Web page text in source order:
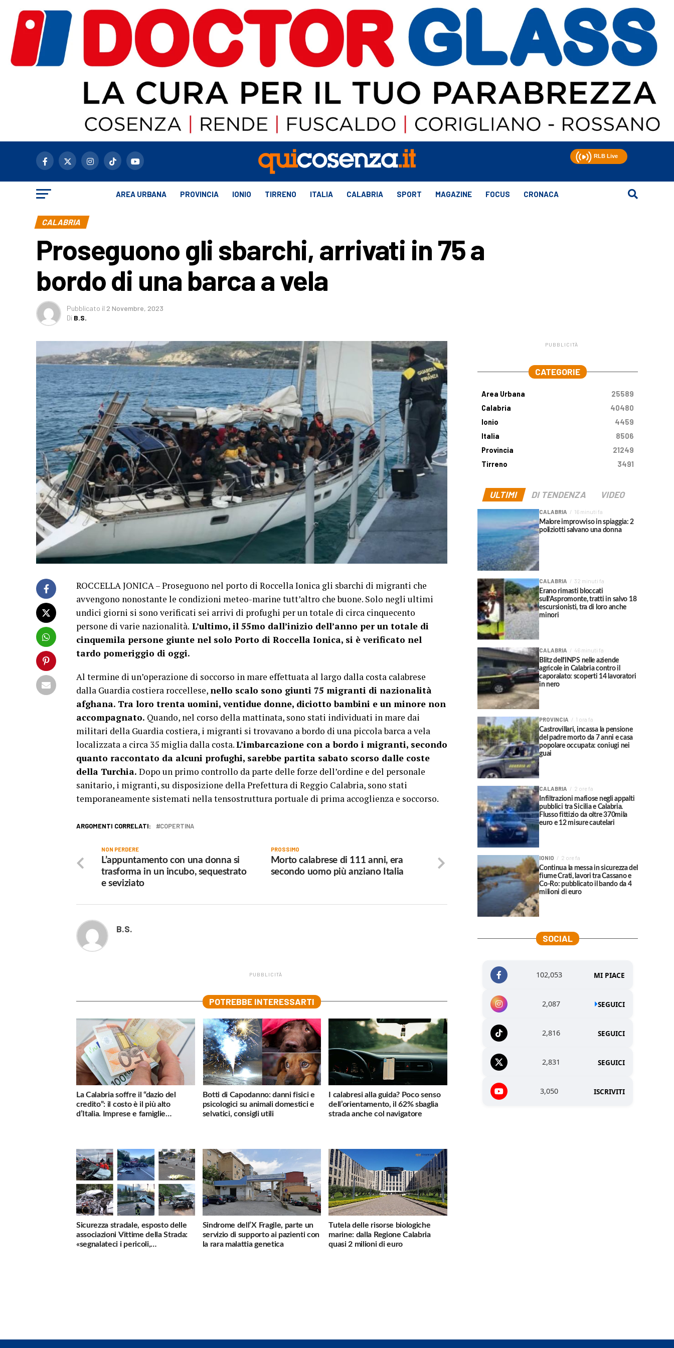
AREA URBANA PROVINCIA IONIO TIRRENO ITALIA CALABRIA SPORT MAGAZINE FOCUS CRONACA
CALABRIA
Proseguono gli sbarchi, arrivati in 75 a
bordo di una barca a vela
Pubblicato il 2 Novembre, 2023
Di B.S.
ROCCELLA JONICA – Proseguono nel porto di Roccella Ionica gli sbarchi di migranti che
avvengono nonostante le condizioni meteo-marine tutt’altro che buone. Solo negli ultimi
undici giorni si sono verificati sei arrivi di profughi per un totale di circa cinquecento
persone di varie nazionalità. L’ultimo, il 55mo dall’inizio dell’anno per un totale di
cinquemila persone giunte nel solo Porto di Roccella Ionica, si è verificato nel
tardo pomeriggio di oggi.
Al termine di un’operazione di soccorso in mare effettuata al largo dalla costa calabrese
dalla Guardia costiera roccellese,nello scalo sono giunti 75 migranti di nazionalità
afghana. Tra loro trenta uomini, ventidue donne, diciotto bambini e un minore non
accompagnato. Quando, nel corso della mattinata, sono stati individuati in mare dai
militari della Guardia costiera, i migranti si trovavano a bordo di una piccola barca a vela
localizzata a circa 35 miglia dalla costa.L’imbarcazione con a bordo i migranti, secondo
quanto raccontato da alcuni profughi, sarebbe partita sabato scorso dalle coste
della Turchia. Dopo un primo controllo da parte delle forze dell’ordine e del personale
sanitario, i migranti, su disposizione della Prefettura di Reggio Calabria, sono stati
temporaneamente sistemati nella tensostruttura portuale di prima accoglienza e soccorso.
ARGOMENTI CORRELATI: COPERTINA
PROSSIMO
Morto calabrese di 111 anni, era
secondo uomo più anziano Italia
NON PERDERE
L’appuntamento con una donna si
trasforma in un incubo, sequestrato
e seviziato
B.S.
PUBBLICITÀ
POTREBBE INTERESSARTI
La Calabria soffre il “dazio del
credito”: il costo è il più alto
d’Italia. Imprese e famiglie
Botti di Capodanno: danni fisici e
psicologici su animali domestici e
selvatici, consigli utili
I calabresi alla guida? Poco senso
dell’orientamento, il 62% sbaglia
strada anche col navigatore
Sicurezza stradale, esposto delle
associazioni Vittime della Strada:
«segnalateci i pericoli,
Sindrome dell’X Fragile, parte un
servizio di supporto ai pazienti con
la rara malattia genetica
Tutela delle risorse biologiche
marine: dalla Regione Calabria
quasi 2 milioni di euro
PUBBLICITÀ
CATEGORIE
Area Urbana
25589
Calabria
40480
Ionio
4459
Italia
8506
Provincia
21249
Tirreno
3491
ULTIMI DI TENDENZA VIDEO
CALABRIA 16 minuti fa
Malore improvviso in spiaggia: 2
poliziotti salvano una donna
CALABRIA 32 minuti fa
Erano rimasti bloccati
sull’Aspromonte, tratti in salvo 18
escursionisti, tra di loro anche
minori
CALABRIA 46 minuti fa
Blitz dell’INPS nelle aziende
agricole in Calabria contro il
caporalato: scoperti 14 lavoratori
in nero
PROVINCIA 1 ora fa
Castrovillari, incassa la pensione
del padre morto da 7 anni e casa
popolare occupata: coniugi nei
guai
CALABRIA 2 ore fa
Infiltrazioni mafiose negli appalti
pubblici tra Sicilia e Calabria.
Flusso fittizio da oltre 370mila
euro e 12 misure cautelari
IONIO 2 ore fa
Continua la messa in sicurezza del
fiume Crati, lavori tra Cassano e
Co-Ro: pubblicato il bando da 4
milioni di euro
SOCIAL
102,053 MI PIACE
2,087 SEGUICI
2,816 SEGUICI
2,831 SEGUICI
3,050 ISCRIVITI